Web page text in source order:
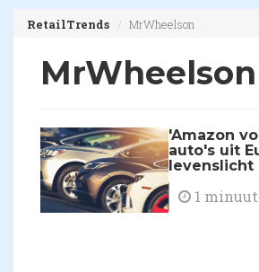
RetailTrends MrWheelson
MrWheelson
'Amazon
auto's uit
levenslicht
1 minuut